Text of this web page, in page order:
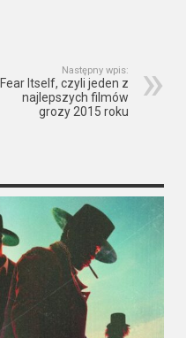
Następny wpis:
Fear Itself, czyli jeden z
najlepszych filmów
grozy 2015 roku